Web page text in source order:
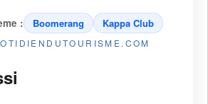
: Boomerang Kappa Club